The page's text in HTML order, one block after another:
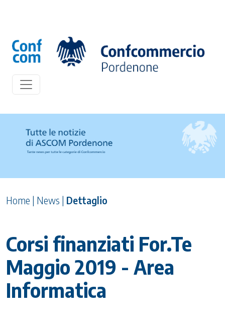
Home | News | Dettaglio
Corsi finanziati For.Te
Maggio 2019 - Area
Informatica